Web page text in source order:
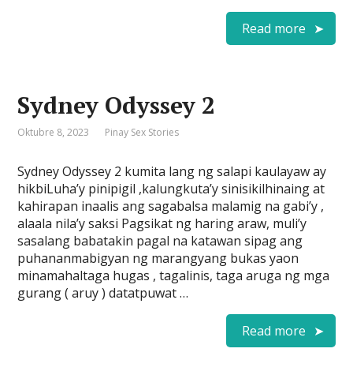
Read more
Sydney Odyssey 2
Oktubre 8, 2023 Pinay Sex Stories
Sydney Odyssey 2 kumita lang ng salapi kaulayaw ay
hikbiLuha’y pinipigil ,kalungkuta’y sinisikilhinaing at
kahirapan inaalis ang sagabalsa malamig na gabi’y ,
alaala nila’y saksi Pagsikat ng haring araw, muli’y
sasalang babatakin pagal na katawan sipag ang
puhananmabigyan ng marangyang bukas yaon
minamahaltaga hugas , tagalinis, taga aruga ng mga
gurang ( aruy ) datatpuwat …
Read more